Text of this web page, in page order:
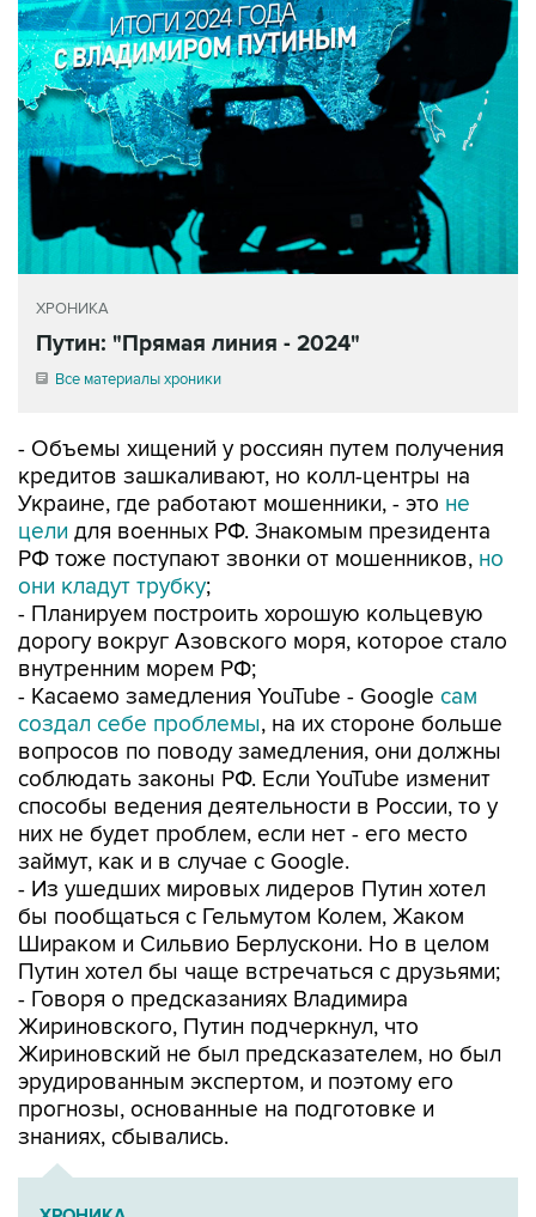
Путин: "Прямая линия - 2024"
Все материалы хроники
кредитов зашкаливают, но колл-центры на
Украине, где работают мошенники, - этоне
целидля военных РФ. Знакомым президента
РФ тоже поступают звонки от мошенников,
они кладут трубку;
- Планируем построить хорошую кольцевую
дорогу вокруг Азовского моря, которое стало
внутренним морем РФ;
- Касаемо замедления YouTube - Googleсам
создал себе проблемы
вопросов по поводу замедления, они должны
соблюдать законы РФ. Если YouTube изменит
способы ведения деятельности в Pоссии, то у
них не будет проблем, если нет - его место
займут, как и в случае с Google.
- Из ушедших мировых лидеров Путин хотел
бы пообщаться с Гельмутом Колем, Жаком
Шираком и Сильвио Берлускони. Но в целом
Путин хотел бы чаще встречаться с друзьями;
- Говоря о предсказаниях Владимира
Жириновского, Путин подчеркнул, что
Жириновский не был предсказателем, но был
эрудированным экспертом, и поэтому его
прогнозы, основанные на подготовке и
знаниях, сбывались.
ХРОНИКА
Путин: "Прямая линия - 2024"